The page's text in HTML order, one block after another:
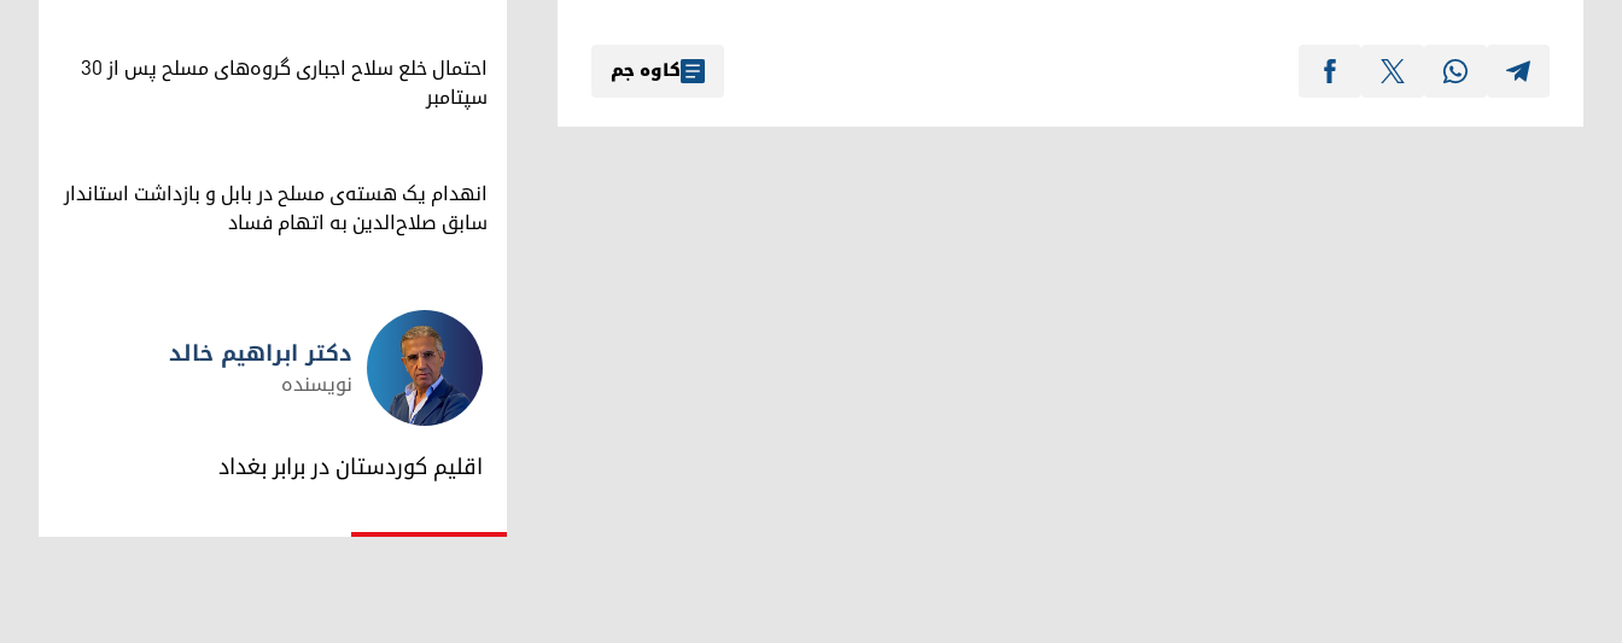
کاوە جم احتمال خلع سلاح اجباری گروه‌های مسلح پس از ۳۰
سپتامبر
انهدام یک هسته‌ی مسلح در بابل و بازداشت استاندار
سابق صلاح‌الدین به اتهام فساد
دکتر ابراهیم خالد
دکتر ابراهیم خالد
نویسنده
اقلیم کوردستان در برابر بغداد